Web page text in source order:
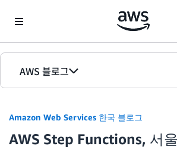
AWS 블로그
홈
에디션
Amazon Web Services 한국 블로그
AWS Step Functions, 서